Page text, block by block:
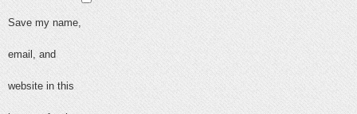
Save my name,
email, and
website in this